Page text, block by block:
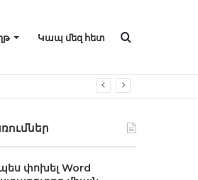
Կապ մեզ հետ Որոնել
փոխել Word